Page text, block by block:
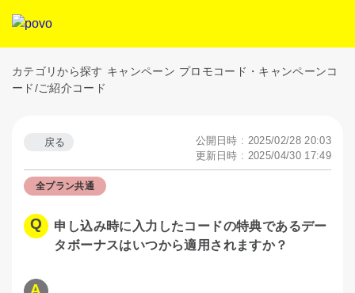
カテゴリから探す キャンペーン プロモコード・キャンペーンコ
ード/ご紹介コード
戻る
公開日時 : 2025/02/28 20:03
更新日時 : 2025/04/30 17:49
全プラン共通
申し込み時に入力したコードの特典であるデー
タボーナスはいつから適用されますか？